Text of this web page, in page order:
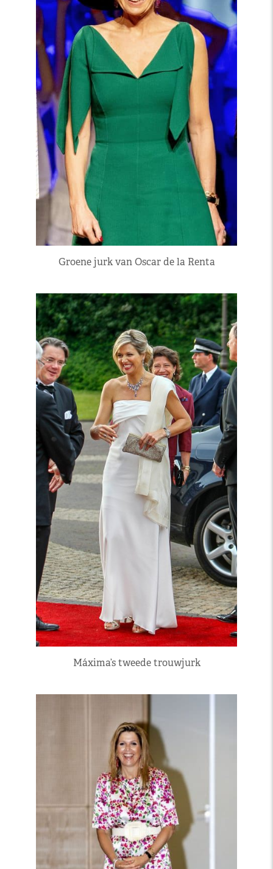
Groene jurk van Oscar de la Renta
Máxima’s tweede trouwjurk